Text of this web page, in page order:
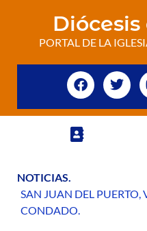
PORTAL DE LA
NOTICIAS.
SAN JUAN DEL PUERTO,
CONDADO.